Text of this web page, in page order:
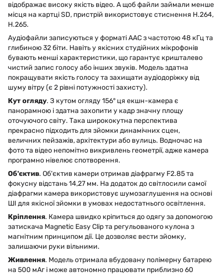
відображає високу якість відео. А щоб файли займали менше
місця на картці SD, пристрій використовує стиснення H.264,
H.265.
Аудіофайли записуються у форматі AAC з частотою 48 кГц та
глибиною 32 біти. Навіть у якісних студійних мікрофонів
бувають менші характеристики, що гарантує кришталево
чистий запис голосу або інших звуків. Модель здатна
покращувати якість голосу та захищати аудіодоріжку від
шуму вітру (є 2 рівні потужності захисту).
Кут огляду. З кутом огляду 156° ця екшн-камера є
панорамною і здатна захопити у кадр значну площу
оточуючого світу. Така ширококутна перспектива
прекрасно підходить для зйомки динамічних сцен,
величних пейзажів, архітектури або вулиць. Водночас на
фото та відео непомітно викривлень геометрії, адже камера
програмно нівелює спотворення.
Об'єктив. Об'єктив камери отримав діафрагму F2.85 та
фокусну відстань 14,27 мм. На додаток до світлосили самої
діафрагми камера використовує шумозаглушення на основі
ШІ для якісної зйомки в умовах недостатнього освітлення.
Кріплення. Камера швидко кріпиться до одягу за допомогою
затискача Magnetic Easy Clip та регульованого кулона з
магнітним принципом дії. Це дозволяє вести зйомку,
залишаючи руки вільними.
Живлення. Модель отримала вбудовану полімерну батарею
на 500 мАг і може автономно працювати приблизно 60